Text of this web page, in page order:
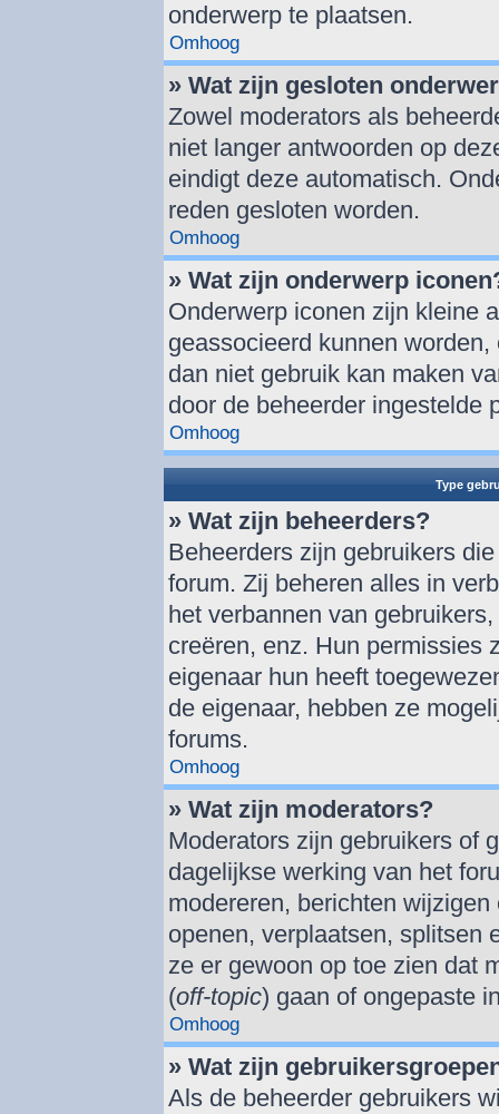
onderwerp te plaatsen.
Omhoog
» Wat zijn gesloten
Zowel moderators als
niet langer antwoorden op
eindigt deze automatisch.
reden gesloten worden.
Omhoog
» Wat zijn onderwerp
Onderwerp iconen zijn kleine
geassocieerd kunnen
dan niet gebruik kan maken
door de beheerder ingestelde
Omhoog
Type
» Wat zijn beheerders?
Beheerders zijn gebruikers
forum. Zij beheren alles in
het verbannen van
creëren, enz. Hun permissies
eigenaar hun heeft
de eigenaar, hebben ze
forums.
Omhoog
» Wat zijn moderators?
Moderators zijn gebruikers of
dagelijkse werking van het
modereren, berichten
openen, verplaatsen, splitsen
ze er gewoon op toe zien dat
(off-topic) gaan of ongepaste
Omhoog
» Wat zijn
Als de beheerder gebruikers